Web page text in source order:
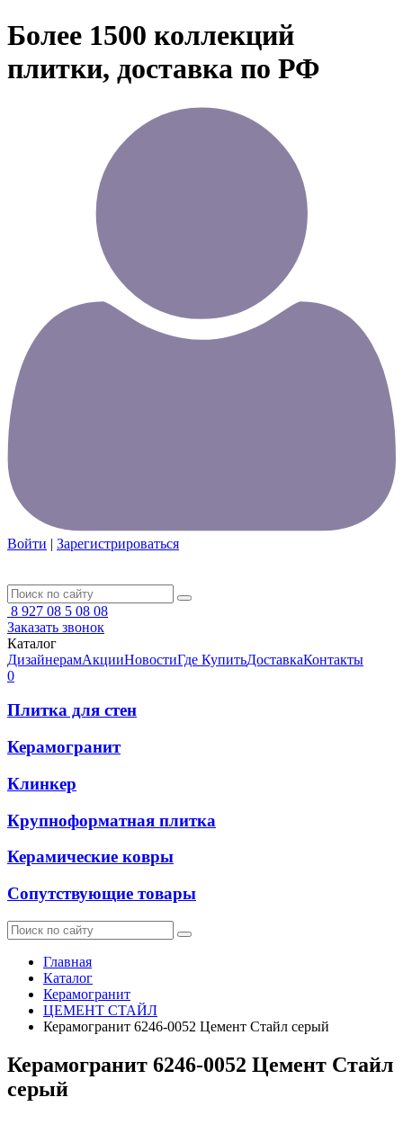
Более 1500 коллекций
плитки, доставка по РФ
Войти | Зарегистрироваться
8 927 08 5 08 08
Заказать звонок
Каталог
ДизайнерамАкцииНовостиГде КупитьДоставкаКонтакты
0
Плитка для стен
Керамогранит
Клинкер
Крупноформатная плитка
Керамические ковры
Сопутствующие товары
Главная
Каталог
Керамогранит
ЦЕМЕНТ СТАЙЛ
Керамогранит 6246-0052 Цемент Стайл серый
Керамогранит 6246-0052 Цемент Стайл
серый